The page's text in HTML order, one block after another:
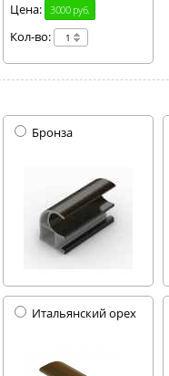
Цена: 3000 руб.
Кол-во:
Бронза
Итальянский орех